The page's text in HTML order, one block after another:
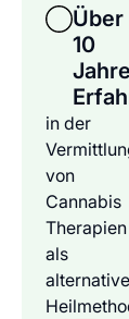
Über
10
Jahre
in der
von
Cannabis
Therapien
als
alternative